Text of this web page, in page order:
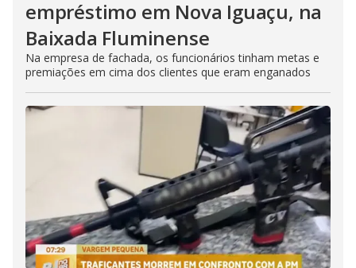
empréstimo em Nova Iguaçu, na
Baixada Fluminense
Na empresa de fachada, os funcionários tinham metas e
premiações em cima dos clientes que eram enganados